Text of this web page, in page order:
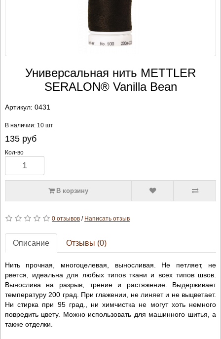
Универсальная нить METTLER
SERALON® Vanilla Bean
Артикул: 0431
В наличии: 10 шт
135руб
Кол-во
В корзину
0 отзывов/ Написать отзыв
Описание Отзывы (0)
Нить прочная, многоцелевая, выносливая. Не петляет, не
рвется, идеальна для любых типов ткани и всех типов швов.
Вынослива на разрыв, трение и растяжение. Выдерживает
температуру 200 град. При глажении, не линяет и не выцветает.
Ни стирка при 95 град., ни химчистка не могут хоть немного
повредить цвету. Можно использовать для машинного шитья, а
также отделки.